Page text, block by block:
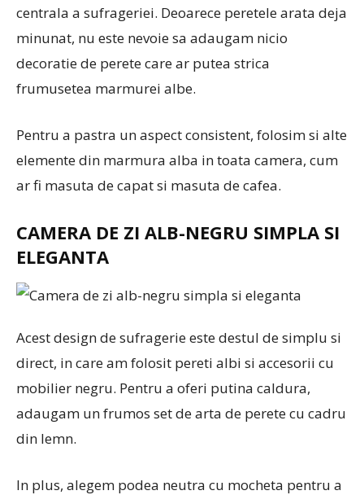
centrala a sufrageriei. Deoarece peretele arata deja
minunat, nu este nevoie sa adaugam nicio
decoratie de perete care ar putea strica
frumusetea marmurei albe.
Pentru a pastra un aspect consistent, folosim si alte
elemente din marmura alba in toata camera, cum
ar fi masuta de capat si masuta de cafea.
CAMERA DE ZI ALB-NEGRU SIMPLA SI
ELEGANTA
Acest design de sufragerie este destul de simplu si
direct, in care am folosit pereti albi si accesorii cu
mobilier negru. Pentru a oferi putina caldura,
adaugam un frumos set de arta de perete cu cadru
din lemn.
In plus, alegem podea neutra cu mocheta pentru a